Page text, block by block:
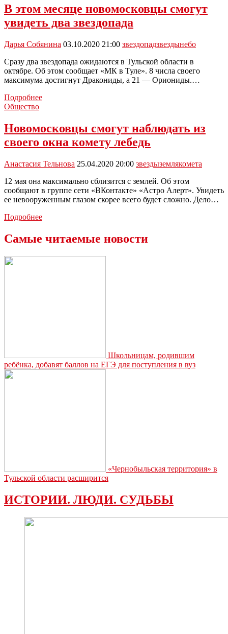
звезд,
которым
запретили
в
в
ближайшие
50
В этом месяце новомосковцы смогут
увидеть два звездопада
Дарья Собянина 03.10.2020 21:00 звездопадзвездынебо
Сразу два звездопада ожидаются в Тульской области в
октябре. Об этом сообщает «МК в Туле». 8 числа своего
максимума достигнут Дракониды, а 21 — Ориониды.…
ПодробнееВ
смогут
увидеть
звездопада
Общество
Новомосковцы смогут наблюдать из
своего окна комету лебедь
Анастасия Тельнова 25.04.2020 20:00 звездыземлякомета
12 мая она максимально сблизится с землей. Об этом
сообщают в группе сети «ВКонтакте» «Астро Алерт». Увидеть
ее невооруженным глазом скорее всего будет сложно. Дело…
ПодробнееНовомосковцы
из
Самые читаемые новости
Школьницам, родившим
ребёнка, добавят баллов на ЕГЭ для поступления в вуз
«Чернобыльская территория» в
Тульской области расширится
ИСТОРИИ. ЛЮДИ. СУДЬБЫ